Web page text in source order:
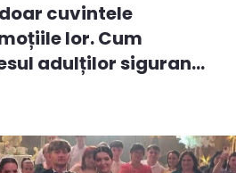
cuvintele
lor. Cum
adulților siguran...